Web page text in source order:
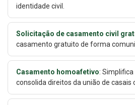
identidade civil.
Solicitação de casamento civil
casamento gratuito de forma
Casamento homoafetivo:
consolida direitos da união de casais